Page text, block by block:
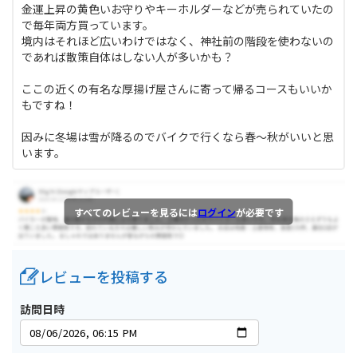
金運上昇の黄色いお守りやキーホルダーなどが売られていたの
で毎年両方買っています。
境内はそれほど広いわけではなく、神社前の階段を使わないの
であれば散策自体はしない人が多いかも？
ここの近くの有名な厚揚げ屋さんに寄って帰るコースもいいか
もですね！
因みに冬場は雪が降るのでバイクで行くなら春〜秋がいいと思
います。
すべてのレビューを見るにはログインが必要です
レビューを投稿する
訪問日時